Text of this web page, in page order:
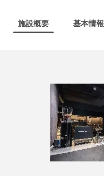
施設概要 基本情報